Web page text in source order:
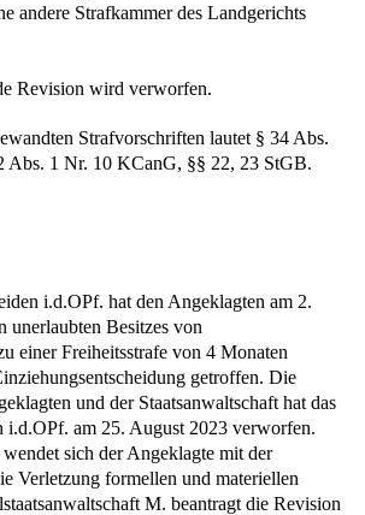
andere Strafkammer des Landgerichts
Revision wird verworfen.
Strafvorschriften lautet § 34 Abs.
Abs. 1 Nr. 10 KCanG, §§ 22, 23 StGB.
i.d.OPf. hat den Angeklagten am 2.
unerlaubten Besitzes von
einer Freiheitsstrafe von 4 Monaten
getroffen. Die
und der Staatsanwaltschaft hat das
i.d.OPf. am 25. August 2023 verworfen.
sich der Angeklagte mit der
Verletzung formellen und materiellen
M. beantragt die Revision